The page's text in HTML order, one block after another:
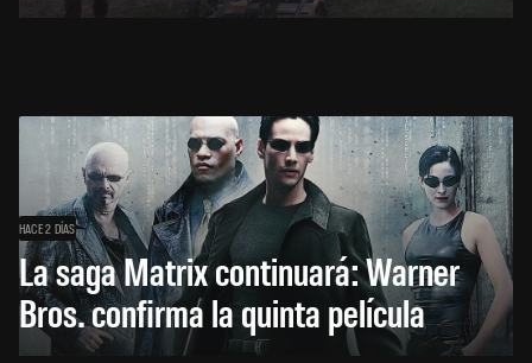
HACE 2 DÍAS
La saga Matrix continuará: Warner
Bros. confirma la quinta película